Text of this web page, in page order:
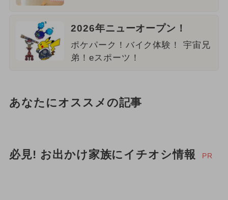
2026年ニューオープン！
ポケパーク！バイク体験！ 宇宙兄
弟！eスポーツ！
あなたにオススメの記事
必見! お出かけ家族にイチオシ情報 PR